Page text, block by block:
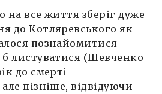
на все життя зберіг дуже
до Котляревського як
познайомитися
б листуватися (Шевченко
до смерті
пізніше, відвідуючи